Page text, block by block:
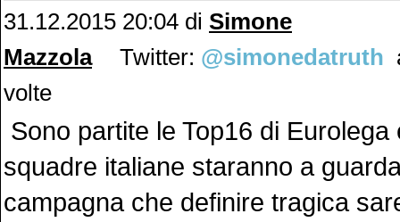
31.12.2015 20:04 di Simone
Mazzola
Twitter: @simonedatruth
volte
Sono partite le Top16 di
squadre italiane staranno a
campagna che definire tragica